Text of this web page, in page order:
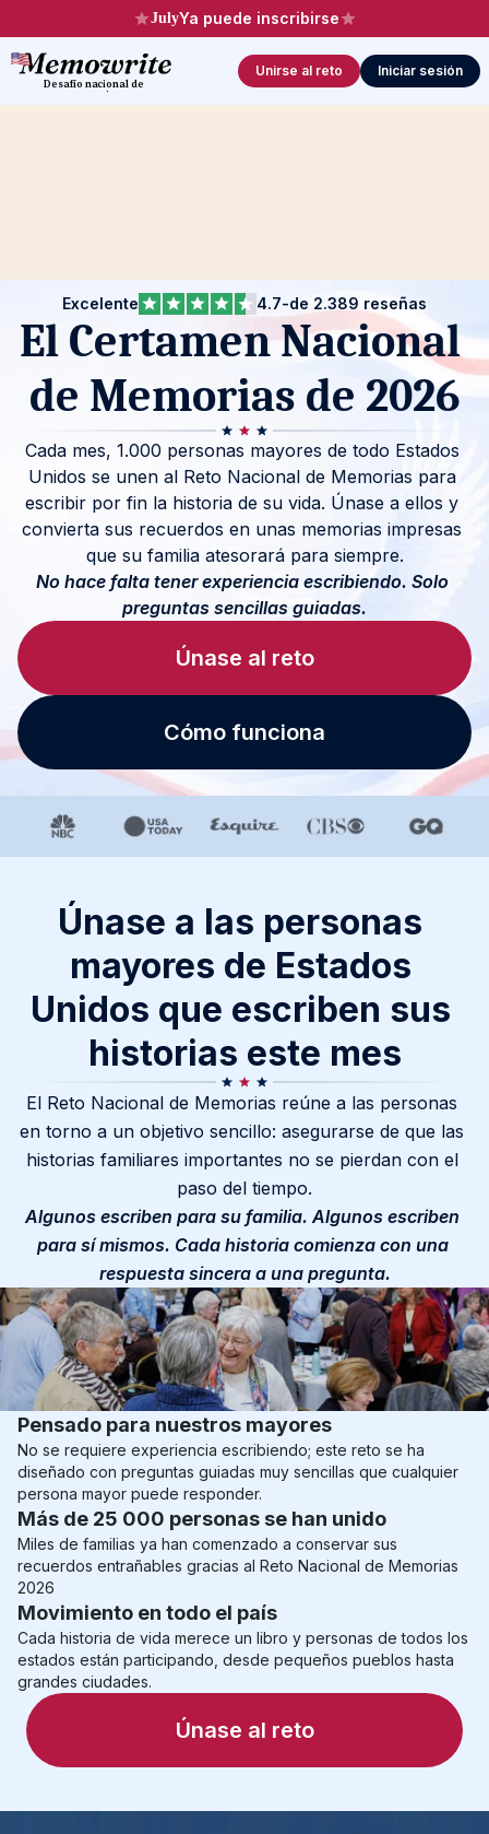
JulyYa puede inscribirse
Desafío nacional de
memorias
Unirse al reto Iniciar sesión
Excelente 4.7-de 2.389 reseñas
El Certamen Nacional
de Memorias de 2026
Cada mes, 1.000 personas mayores de todo Estados
Unidos se unen al Reto Nacional de Memorias para
escribir por fin la historia de su vida. Únase a ellos y
convierta sus recuerdos en unas memorias impresas
que su familia atesorará para siempre.
No hace falta tener experiencia escribiendo. Solo
preguntas sencillas guiadas.
Únase al reto
Cómo funciona
Únase a las personas
mayores de Estados
Unidos que escriben sus
historias este mes
El Reto Nacional de Memorias reúne a las personas
en torno a un objetivo sencillo: asegurarse de que las
historias familiares importantes no se pierdan con el
paso del tiempo.
Algunos escriben para su familia. Algunos escriben
para sí mismos. Cada historia comienza con una
respuesta sincera a una pregunta.
Pensado para nuestros mayores
No se requiere experiencia escribiendo; este reto se ha
diseñado con preguntas guiadas muy sencillas que cualquier
persona mayor puede responder.
Más de 25 000 personas se han unido
Miles de familias ya han comenzado a conservar sus
recuerdos entrañables gracias al Reto Nacional de Memorias
2026
Movimiento en todo el país
Cada historia de vida merece un libro y personas de todos los
estados están participando, desde pequeños pueblos hasta
grandes ciudades.
Únase al reto